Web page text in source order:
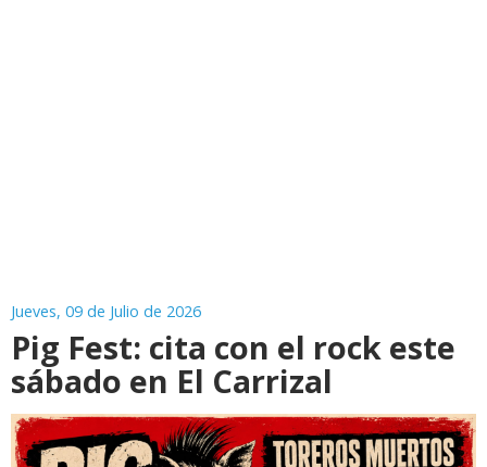
Jueves, 09 de Julio de 2026
Pig Fest: cita con el rock este
sábado en El Carrizal